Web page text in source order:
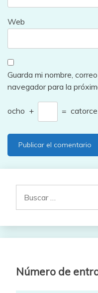
Web
Guarda mi nombre,
navegador para la
ocho + = catorce
Número de